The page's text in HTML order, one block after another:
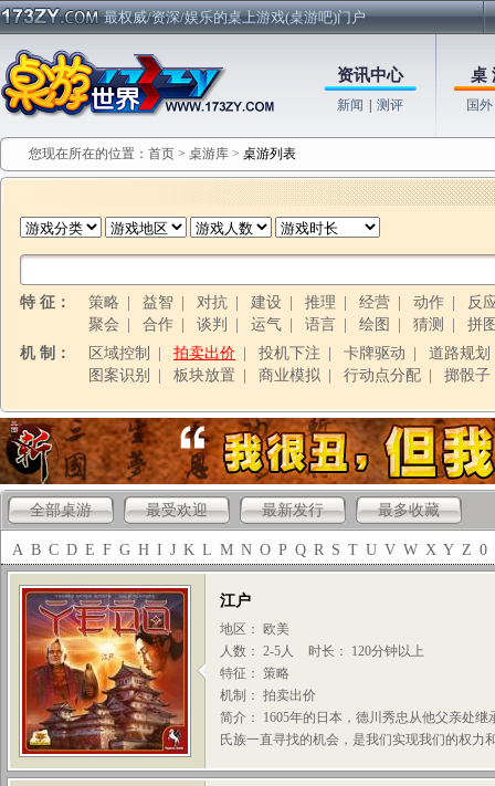
最权威/资深/娱乐的桌上游戏(桌游吧)门户
资讯中心
新闻 测评
桌
国外
您现在所在的位置： 首页 > 桌游库 > 桌游列表
特 征： 策略 益智 对抗 建设 推理 经营 动作
反
聚会
合作 谈判 运气 语言 绘图 猜测
拼
机 制：
区域控制 拍卖出价 投机下注 卡牌驱动
道路规划
图案识别
板块放置 商业模拟 行动点分配 掷骰子
全部桌游 最受欢迎 最新发行 最多收藏
A B C D E F G H I J K L M N O P Q R S T U V W X Y Z 0
江户
地区： 欧美
人数： 2-5人
时长： 120分钟以上
特征： 策略
机制： 拍卖出价
简介： 1605年的日本，德川秀忠从他父亲处
氏族一直寻找的机会，是我们实现我们的权力